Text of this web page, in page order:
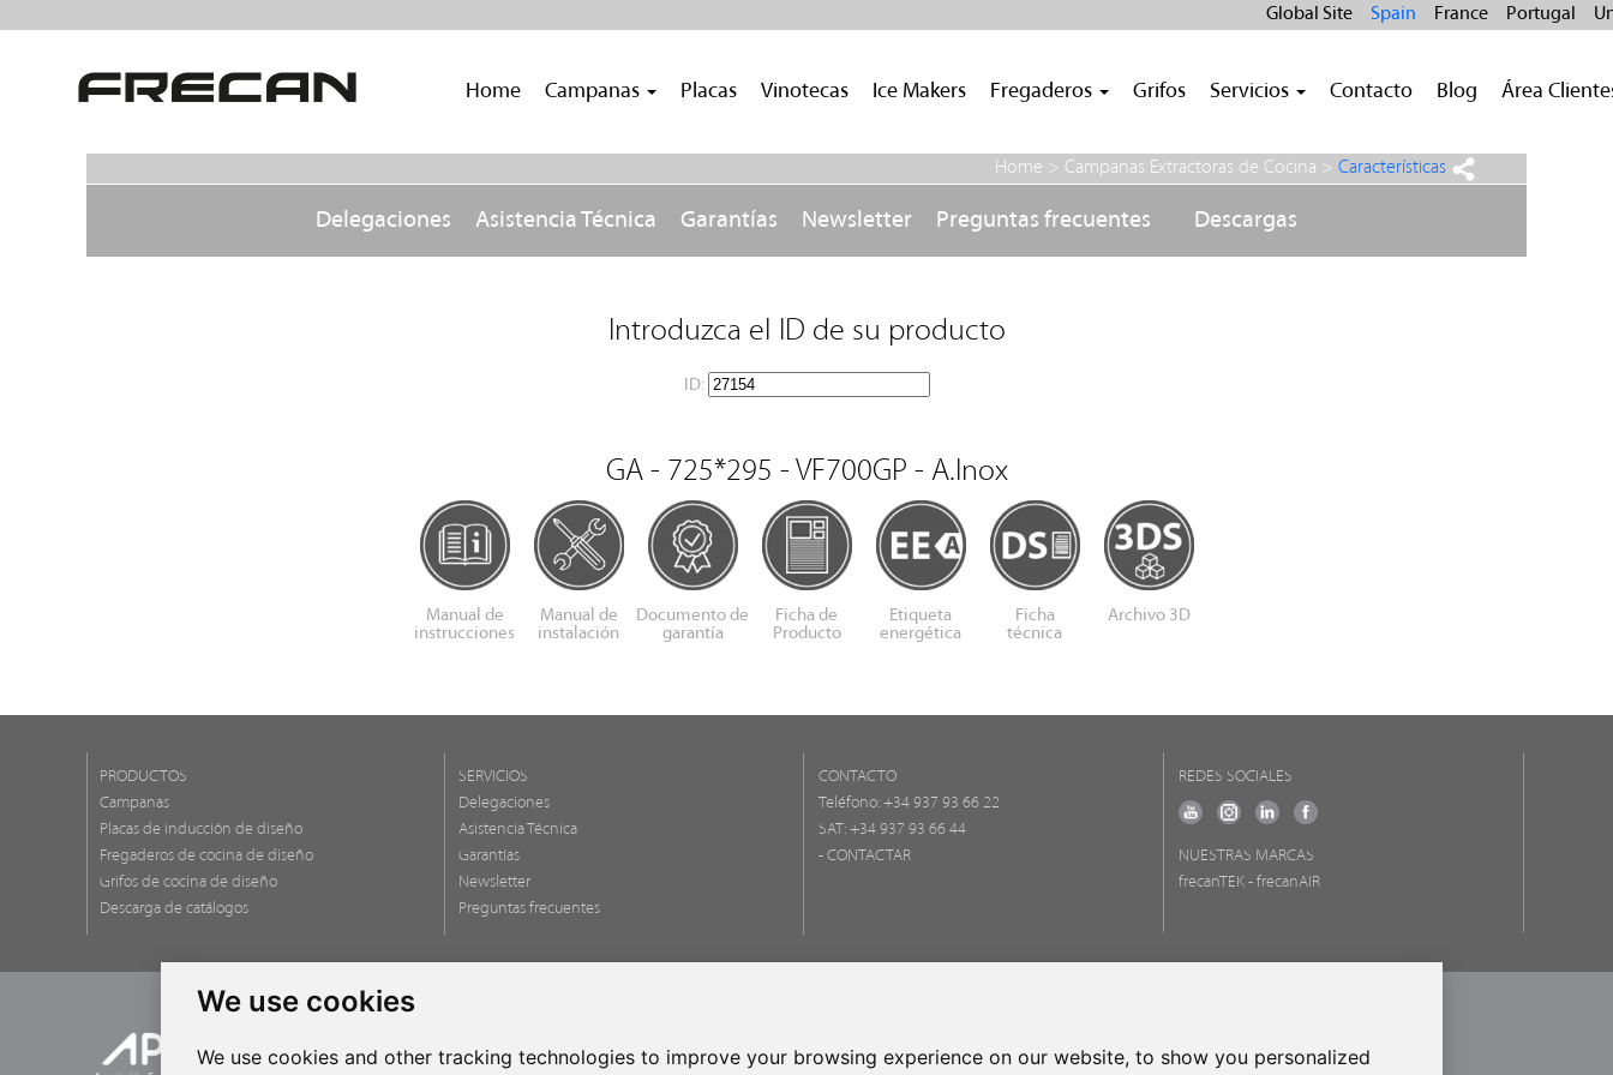
We use cookies
We use cookies and other tracking technologies to improve your browsing experience on our website, to show you personalized
Global Site Spain France Portugal
Home Campanas Placas Vinotecas Ice Makers Fregaderos Grifos Servicios Contacto Blog Área
Home > Campanas Extractoras de Cocina > Características
Delegaciones Asistencia Técnica Garantías Newsletter Preguntas frecuentes Descargas
Introduzca el ID de su producto
ID:
GA - 725*295 - VF700GP - A.Inox
Manual de
instrucciones
Manual de
instalación
Documento de
garantía
Ficha de
Producto
Etiqueta
energética
Ficha
técnica
Archivo 3D
PRODUCTOS
Campanas
Placas de inducción de diseño
Fregaderos de cocina de diseño
Grifos de cocina de diseño
Descarga de catálogos
SERVICIOS
Delegaciones
Asistencia Técnica
Garantías
Newsletter
Preguntas frecuentes
CONTACTO
Teléfono: +34 937 93 66 22
SAT: +34 937 93 66 44
- CONTACTAR
REDES SOCIALES
NUESTRAS MARCAS
frecanTEK - frecanAIR